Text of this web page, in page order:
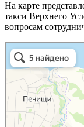
На карте
такси Верхнего
вопросам